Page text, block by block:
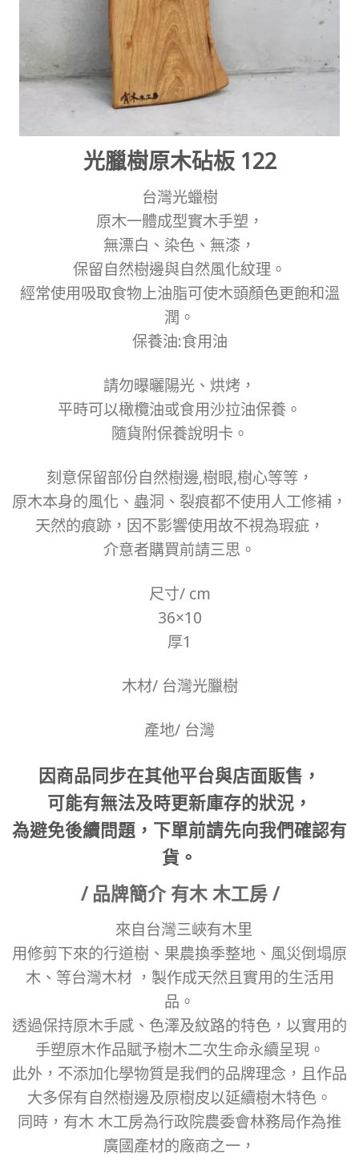
光臘樹原木砧板 122
台灣光蠟樹
原木一體成型實木手塑，
無漂白、染色、無漆，
保留自然樹邊與自然風化紋理。
經常使用吸取食物上油脂可使木頭顏色更飽和溫
潤。
保養油:食用油
請勿曝曬陽光、烘烤，
平時可以橄欖油或食用沙拉油保養。
隨貨附保養說明卡。
刻意保留部份自然樹邊,樹眼,樹心等等，
原木本身的風化、蟲洞、裂痕都不使用人工修補，
天然的痕跡，因不影響使用故不視為瑕疵，
介意者購買前請三思。
尺寸/ cm
36×10
厚1
木材/ 台灣光臘樹
產地/ 台灣
因商品同步在其他平台與店面販售，
可能有無法及時更新庫存的狀況，
為避免後續問題，下單前請先向我們確認有
貨。
/ 品牌簡介 有木 木工房 /
來自台灣三峽有木里
用修剪下來的行道樹、果農換季整地、風災倒塌原
木、等台灣木材 ，製作成天然且實用的生活用
品。
透過保持原木手感、色澤及紋路的特色，以實用的
手塑原木作品賦予樹木二次生命永續呈現。
此外，不添加化學物質是我們的品牌理念，且作品
大多保有自然樹邊及原樹皮以延續樹木特色。
同時，有木 木工房為行政院農委會林務局作為推
廣國產材的廠商之一，